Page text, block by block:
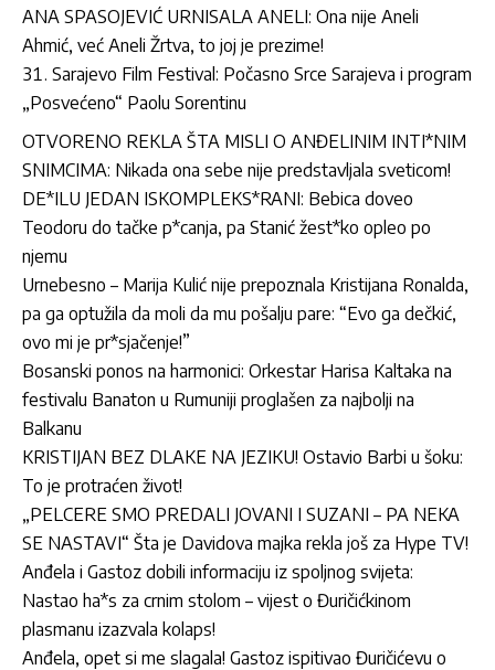
ANA SPASOJEVIĆ URNISALA ANELI: Ona nije Aneli
Ahmić, već Aneli Žrtva, to joj je prezime!
Sarajevo Film Festival: Počasno Srce Sarajeva i program
„Posvećeno“ Paolu Sorentinu
OTVORENO REKLA ŠTA MISLI O ANĐELINIM INTI*NIM
SNIMCIMA: Nikada ona sebe nije predstavljala sveticom!
DE*ILU JEDAN ISKOMPLEKS*RANI: Bebica doveo
Teodoru do tačke p*canja, pa Stanić žest*ko opleo po
njemu
Urnebesno – Marija Kulić nije prepoznala Kristijana Ronalda,
pa ga optužila da moli da mu pošalju pare: “Evo ga dečkić,
ovo mi je pr*sjačenje!”
Bosanski ponos na harmonici: Orkestar Harisa Kaltaka na
festivalu Banaton u Rumuniji proglašen za najbolji na
Balkanu
KRISTIJAN BEZ DLAKE NA JEZIKU! Ostavio Barbi u šoku:
To je protraćen život!
„PELCERE SMO PREDALI JOVANI I SUZANI – PA NEKA
SE NASTAVI“ Šta je Davidova majka rekla još za Hype TV!
Anđela i Gastoz dobili informaciju iz spoljnog svijeta:
Nastao ha*s za crnim stolom – vijest o Đuričićkinom
plasmanu izazvala kolaps!
Anđela, opet si me slagala! Gastoz ispitivao Đuričićevu o